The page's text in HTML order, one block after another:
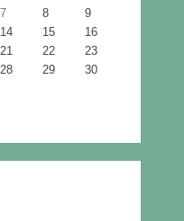
7 8
9
14 15
16
21 22
23
28 29
30